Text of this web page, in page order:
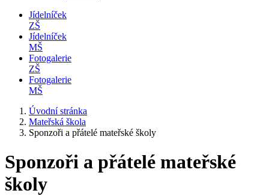
Jídelníček
ZŠ
Jídelníček
MŠ
Fotogalerie
ZŠ
Fotogalerie
MŠ
Úvodní stránka
Mateřská škola
Sponzoři a přátelé mateřské školy
Sponzoři a přátelé mateřské
školy